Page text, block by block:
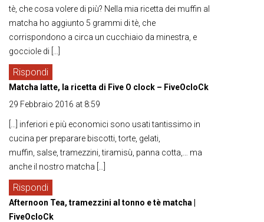
tè, che cosa volere di più? Nella mia ricetta dei muffin al
matcha ho aggiunto 5 grammi di tè, che
corrispondono a circa un cucchiaio da minestra, e
gocciole di […]
Rispondi
Matcha latte, la ricetta di Five O clock – FiveOcloCk
29 Febbraio 2016 at 8:59
[…] inferiori e più economici sono usati tantissimo in
cucina per preparare biscotti, torte, gelati,
muffin, salse, tramezzini, tiramisù, panna cotta,… ma
anche il nostro matcha […]
Rispondi
Afternoon Tea, tramezzini al tonno e tè matcha |
FiveOcloCk